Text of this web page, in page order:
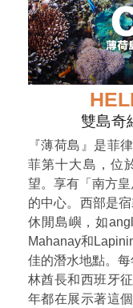
雙島奇
『薄荷島』是菲
菲第十大島，位
望。享有「南方
的中心。西部是
休閒島嶼，如
Mahanay和
佳的潛水地點。
林酋長和西班牙
年都在展示著這